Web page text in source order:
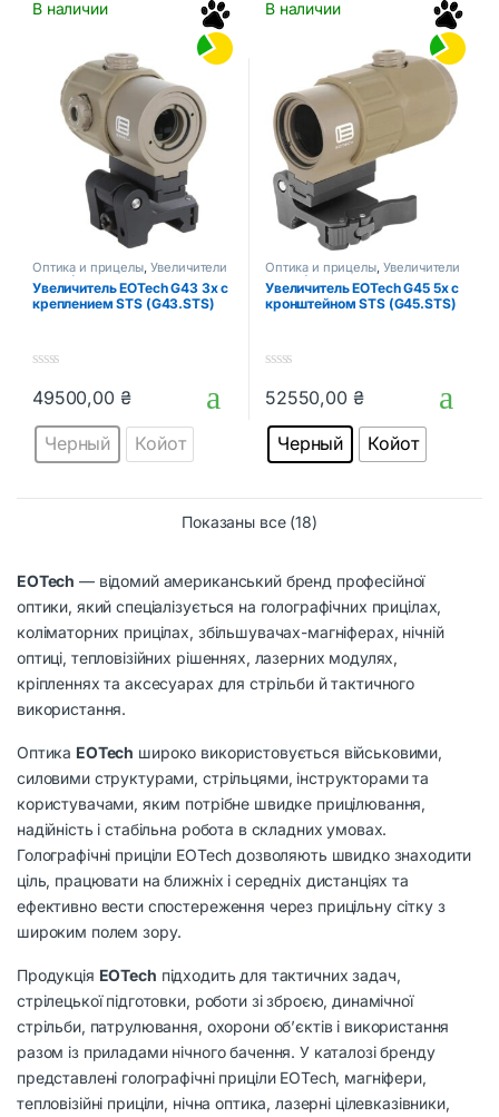
В наличии
Оптика и прицелы, Увеличители
магниферы
Увеличитель EOTech G43 3х с
креплением STS (G43.STS)
o
t
f
49500,00 ₴
Этот товар имеет несколько вариаций. Опции можно
Черный Койот
В наличии
Оптика и прицелы, Увеличители
магниферы
Увеличитель EOTech G45 5х с
кронштейном STS (G45.STS)
o
t
f
52550,00 ₴
Этот товар имеет несколько
Черный Койот
Показаны все (18)
EOTech — відомий американський бренд професійної
оптики, який спеціалізується на голографічних прицілах,
коліматорних прицілах, збільшувачах-магніферах, нічній
оптиці, тепловізійних рішеннях, лазерних модулях,
кріпленнях та аксесуарах для стрільби й тактичного
використання.
Оптика EOTech широко використовується військовими,
силовими структурами, стрільцями, інструкторами та
користувачами, яким потрібне швидке прицілювання,
надійність і стабільна робота в складних умовах.
Голографічні приціли EOTech дозволяють швидко знаходити
ціль, працювати на ближніх і середніх дистанціях та
ефективно вести спостереження через прицільну сітку з
широким полем зору.
Продукція EOTech підходить для тактичних задач,
стрілецької підготовки, роботи зі зброєю, динамічної
стрільби, патрулювання, охорони об’єктів і використання
разом із приладами нічного бачення. У каталозі бренду
представлені голографічні приціли EOTech, магніфери,
тепловізійні приціли, нічна оптика, лазерні цілевказівники,